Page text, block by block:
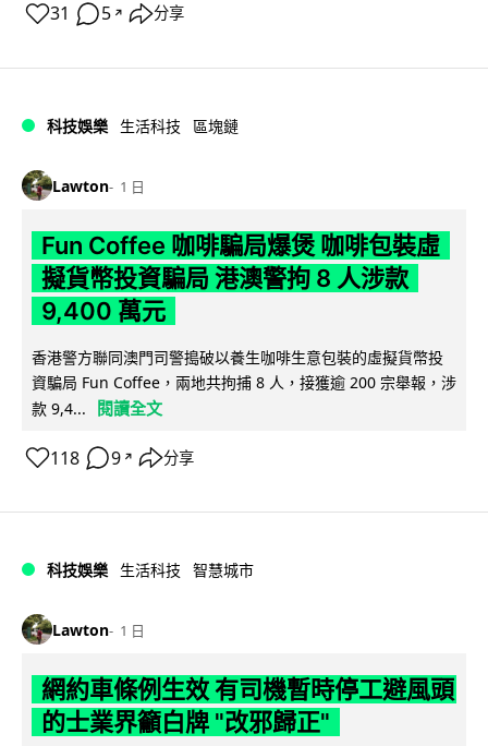
31 5 ↗ 分享
科技娛樂 生活科技 區塊鏈
Lawton 1 日
Fun Coffee 咖啡騙局爆煲 咖啡包裝虛
擬貨幣投資騙局 港澳警拘 8 人涉款
9,400 萬元
香港警方聯同澳門司警搗破以養生咖啡生意包裝的虛擬貨幣投
資騙局 Fun Coffee，兩地共拘捕 8 人，接獲逾 200 宗舉報，涉
款 9,4...
閱讀全文
118 9 ↗ 分享
科技娛樂 生活科技 智慧城市
Lawton 1 日
網約車條例生效 有司機暫時停工避風頭
的士業界籲白牌 "改邪歸正"